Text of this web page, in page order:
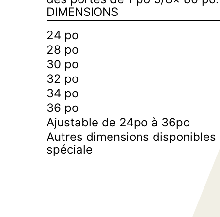
DIMENSIONS
24 po
28 po
30 po
32 po
34 po
36 po
Ajustable de 24po à 36po
Autres dimensions disponibles
spéciale